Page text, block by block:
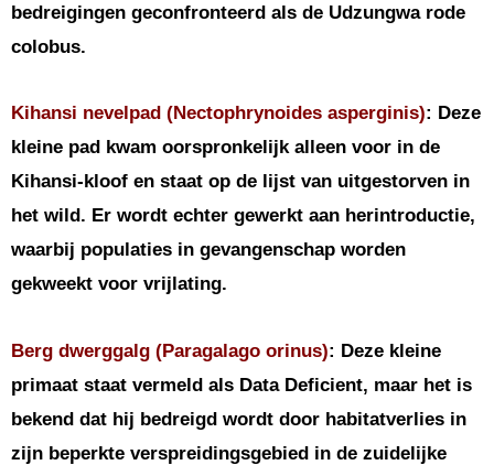
bedreigingen geconfronteerd als de Udzungwa rode
colobus.
Kihansi nevelpad (Nectophrynoides asperginis): Deze
kleine pad kwam oorspronkelijk alleen voor in de
Kihansi-kloof en staat op de lijst van uitgestorven in
het wild. Er wordt echter gewerkt aan herintroductie,
waarbij populaties in gevangenschap worden
gekweekt voor vrijlating.
Berg dwerggalg (Paragalago orinus): Deze kleine
primaat staat vermeld als Data Deficient, maar het is
bekend dat hij bedreigd wordt door habitatverlies in
zijn beperkte verspreidingsgebied in de zuidelijke